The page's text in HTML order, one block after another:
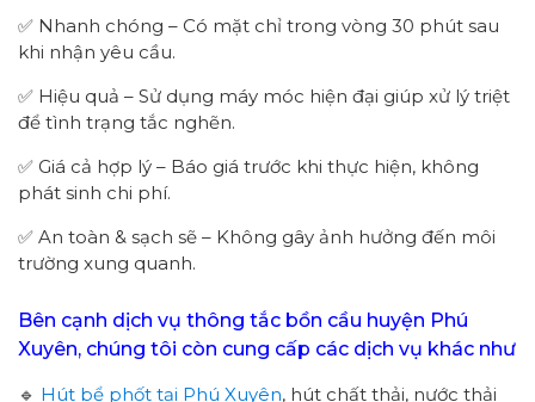
✅ Nhanh chóng – Có mặt chỉ trong vòng 30 phút sau
khi nhận yêu cầu.
✅ Hiệu quả – Sử dụng máy móc hiện đại giúp xử lý triệt
để tình trạng tắc nghẽn.
✅ Giá cả hợp lý – Báo giá trước khi thực hiện, không
phát sinh chi phí.
✅ An toàn & sạch sẽ – Không gây ảnh hưởng đến môi
trường xung quanh.
Bên cạnh dịch vụ thông tắc bồn cầu huyện Phú
Xuyên, chúng tôi còn cung cấp các dịch vụ khác như
🔹 Hút bể phốt tại Phú Xuyên, hút chất thải, nước thải